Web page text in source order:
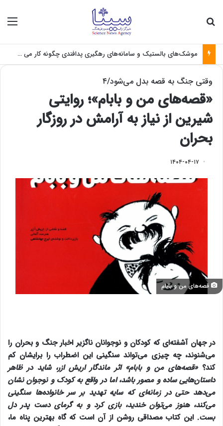
موشک‌های بالستیک و سامانه‌های رهگیری پدافندی چگونه کار می کنند؟
وقتی جنگ به قصه بدل می‌شود/۴
«قصه‌های من و بابام»؛ روایتی
شیرین از نیاز به آرامش در روزگار
بحران
۱۴۰۴-۰۴-۱۷
قصه‌های من و بابام
در جهان آشفته‌ای که کودکان و نوجوانان ناگزیر اخبار جنگ و بحران را
می‌شنوند، چه چیزی می‌تواند سنگینی این اضطراب را برایشان کم
کند؟«قصه‌های من و بابام» اثر ماندگار اریش ازر، شاید در ظاهر
داستان‌هایی ساده و مصور باشد، اما در واقع به کودک و نوجوان نشان
می‌دهد حتی در زمانه‌ای که سایه تهدید بر سر خانواده‌ها سنگینی
می‌کند، هنوز می‌توان خندید، بازی کرد و به گرمای دست پدر دل
بست. این کتاب مصداقی روشن از آن است که گاه بهترین پناه ما،